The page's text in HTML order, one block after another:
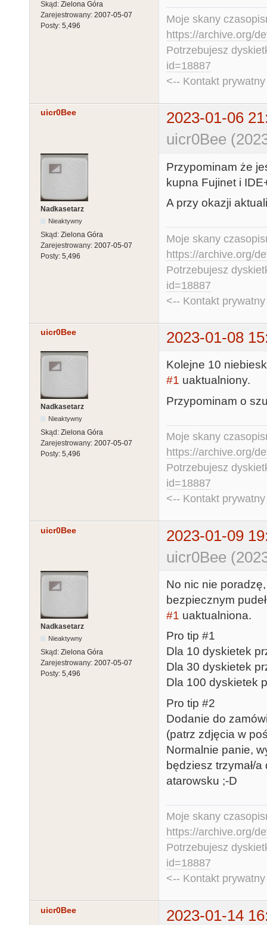
Skąd: Zielona Góra
Zarejestrowany: 2007-05-07
Posty: 5,496
Moje skany
https://archive.org/
Potrzebujesz
id=18887
<-- Kontakt
uicr0Bee
2023-01-06
uicr0Bee
Nadkasetarz
Nieaktywny
Skąd: Zielona Góra
Zarejestrowany: 2007-05-07
Posty: 5,496
Przypominam że
kupna Fujinet i
A przy okazji
Moje skany
https://archive.org/
Potrzebujesz
id=18887
<-- Kontakt
uicr0Bee 2023-01-08
Nadkasetarz
Nieaktywny
Skąd: Zielona Góra
Zarejestrowany: 2007-05-07
Posty: 5,496
Kolejne 10
#1 uaktualniony.
Przypominam o
Moje skany
https://archive.org/
Potrzebujesz
id=18887
<-- Kontakt
uicr0Bee
2023-01-09
uicr0Bee
Nadkasetarz
Nieaktywny
Skąd: Zielona Góra
Zarejestrowany: 2007-05-07
Posty: 5,496
No nic nie
bezpiecznym
#1 uaktualniona.
Pro tip #1
Dla 10 dyskietek
Dla 30 dyskietek
Dla 100 dyskietek
Pro tip #2
Dodanie do
(patrz zdjęcia w
Normalnie panie,
będziesz trzymał/
atarowsku ;-D
Moje skany
https://archive.org/
Potrzebujesz
id=18887
<-- Kontakt
uicr0Bee 2023-01-14